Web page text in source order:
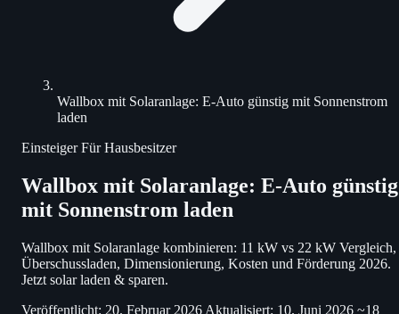
Wallbox mit Solaranlage: E-Auto günstig mit Sonnenstrom
laden
EinsteigerFür Hausbesitzer
Wallbox mit Solaranlage: E-Auto günstig
mit Sonnenstrom laden
Wallbox mit Solaranlage kombinieren: 11 kW vs 22 kW Vergleich,
Überschussladen, Dimensionierung, Kosten und Förderung 2026.
Jetzt solar laden & sparen.
Veröffentlicht: 20. Februar 2026 Aktualisiert: 10. Juni 2026 ~18